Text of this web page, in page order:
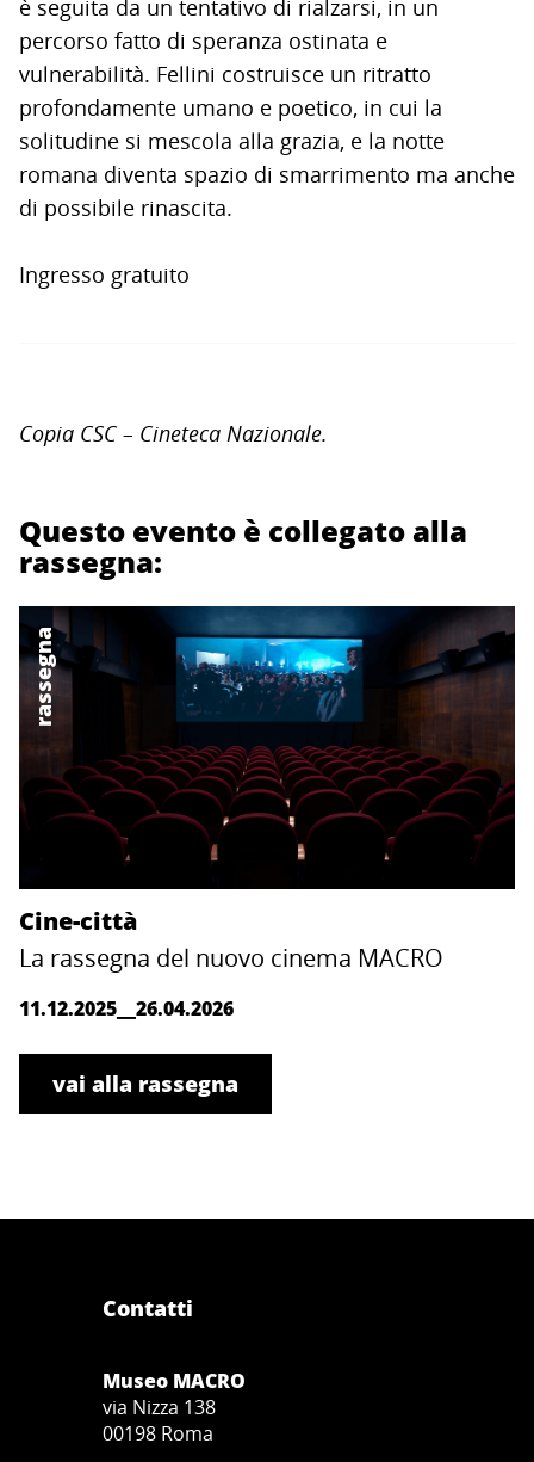
è seguita da un tentativo di rialzarsi, in un
percorso fatto di speranza ostinata e
vulnerabilità. Fellini costruisce un ritratto
profondamente umano e poetico, in cui la
solitudine si mescola alla grazia, e la notte
romana diventa spazio di smarrimento ma anche
di possibile rinascita.
Ingresso gratuito
Copia CSC – Cineteca Nazionale.
Questo evento è collegato alla
rassegna:
rassegna
Cine-città
La rassegna del nuovo cinema MACRO
11.12.2025__26.04.2026
vai alla rassegna
Contatti
Museo MACRO
via Nizza 138
00198 Roma